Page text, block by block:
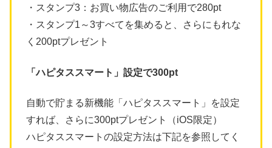
・スタンプ3：お買い物広告のご利用で280pt
・スタンプ1～3すべてを集めると、さらにもれな
く200ptプレゼント
「ハピタススマート」設定で300pt
自動で貯まる新機能「ハピタススマート」を設定
すれば、さらに300ptプレゼント（iOS限定）
ハピタススマートの設定方法は下記を参照してく